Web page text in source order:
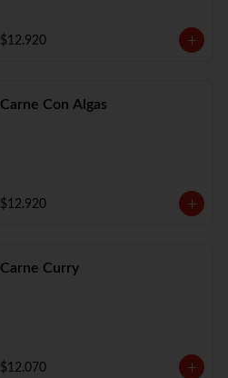
$12.920
Carne Con Algas
$12.920
Carne Curry
$12.070